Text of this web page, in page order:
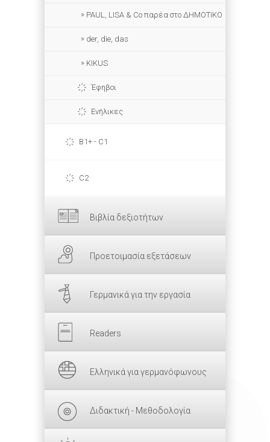
PAUL, LISA & Co παρέα στο ΔΗΜΟΤΙΚΟ
der, die, das
KIKUS
Έφηβοι
Ενήλικες
B1+ - C1
C2
Βιβλία δεξιοτήτων
Προετοιμασία εξετάσεων
Γερμανικά για την εργασία
Readers
Ελληνικά για γερμανόφωνους
Διδακτική - Μεθοδολογία